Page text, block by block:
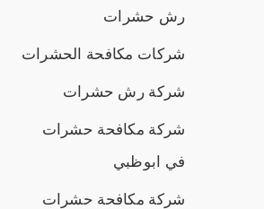
رش حشرات
شركات مكافحة الحشرات
شركة رش حشرات
شركة مكافحة حشرات
في ابوظبي
شركة مكافحة حشرات